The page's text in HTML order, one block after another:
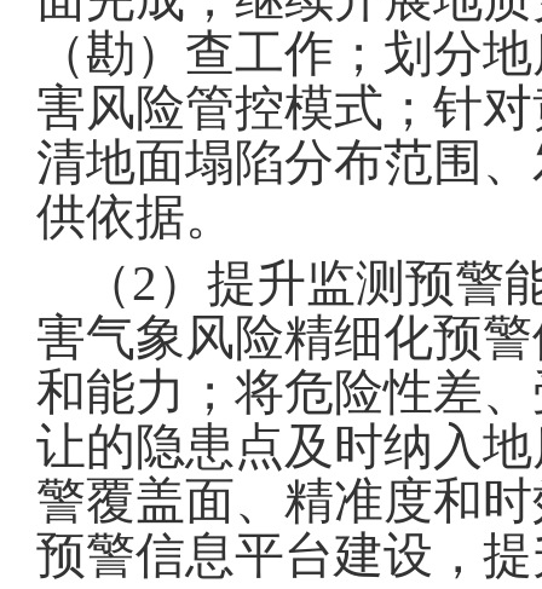
（勘）查工作 ； 划分
害风险管控模式 ； 针
清地面塌陷分布范围
供依据。
（2）提升监测预警
害气象风险精细化预
和能力 ； 将危险性差
让的隐患点及时纳入
警覆盖面、精准度和
预警信息平台建设，